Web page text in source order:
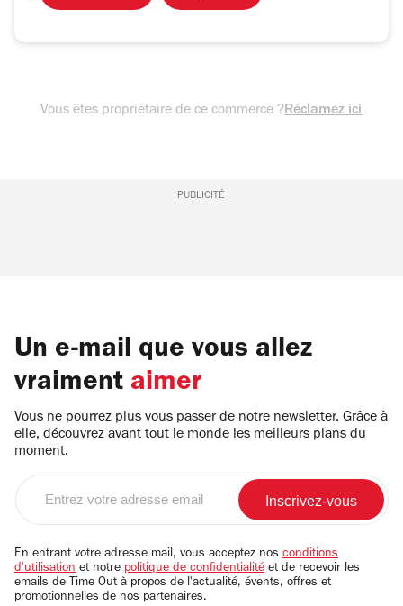
Vous êtes propriétaire de ce commerce ?Réclamez ici
PUBLICITÉ
Un e-mail que vous allez
vraiment aimer
Vous ne pourrez plus vous passer de notre newsletter. Grâce à
elle, découvrez avant tout le monde les meilleurs plans du
moment.
email
En entrant votre adresse mail, vous acceptez nos conditions
d'utilisation et notre politique de confidentialité et de recevoir les
emails de Time Out à propos de l'actualité, évents, offres et
promotionnelles de nos partenaires.